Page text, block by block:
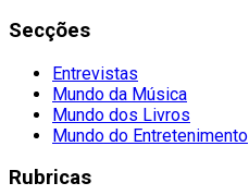
Secções
Entrevistas
Mundo da Música
Mundo dos Livros
Mundo do Entretenimento
Rubricas